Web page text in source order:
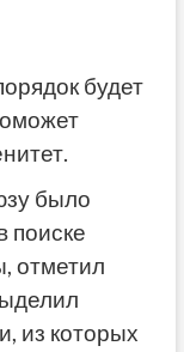
будет
было
поиске
отметил
из которых